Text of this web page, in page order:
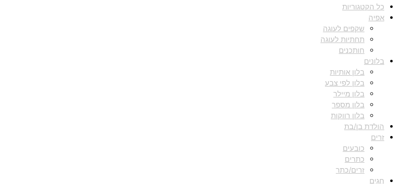
כל הקטגוריות
אפיה
שקפים לעוגה
תחתיות לעוגה
חותכנים
בלונים
בלון אותיות
בלון לפי צבע
בלון מיילר
בלון מספר
בלון רווקות
הולדת בן/בת
זרים
כובעים
כתרים
זרים/כתר
חגים